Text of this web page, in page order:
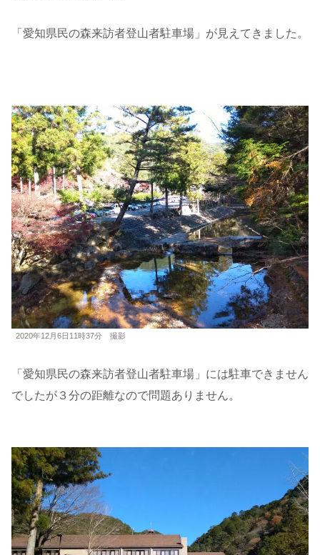
「愛知県民の森来訪者登山者駐車場」が見えてきました。
2020年12月6日11時37分 撮影
「愛知県民の森来訪者登山者駐車場」には駐車できません
でしたが３分の距離なので問題ありません。